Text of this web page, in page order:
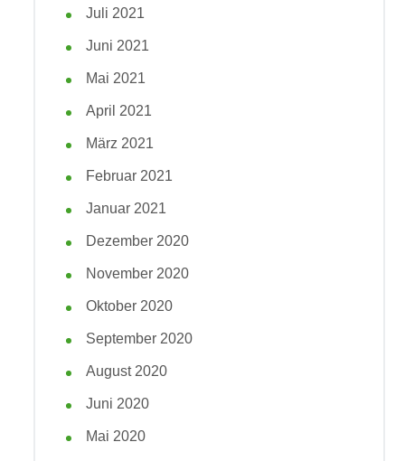
Juli 2021
Juni 2021
Mai 2021
April 2021
März 2021
Februar 2021
Januar 2021
Dezember 2020
November 2020
Oktober 2020
September 2020
August 2020
Juni 2020
Mai 2020